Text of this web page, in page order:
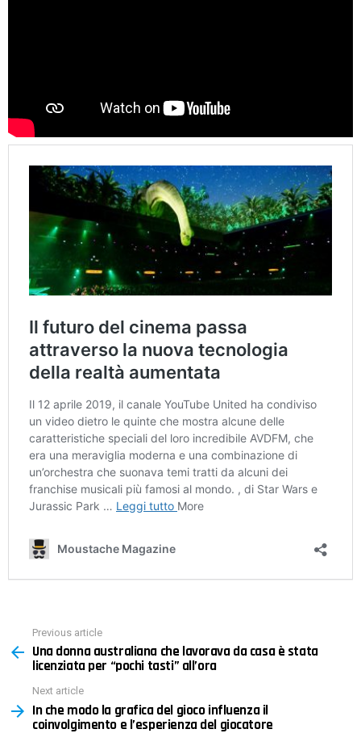
more
Previous article
Una donna australiana che lavorava da casa è stata
licenziata per “pochi tasti” all’ora
Next article
In che modo la grafica del gioco influenza il
coinvolgimento e l’esperienza del giocatore